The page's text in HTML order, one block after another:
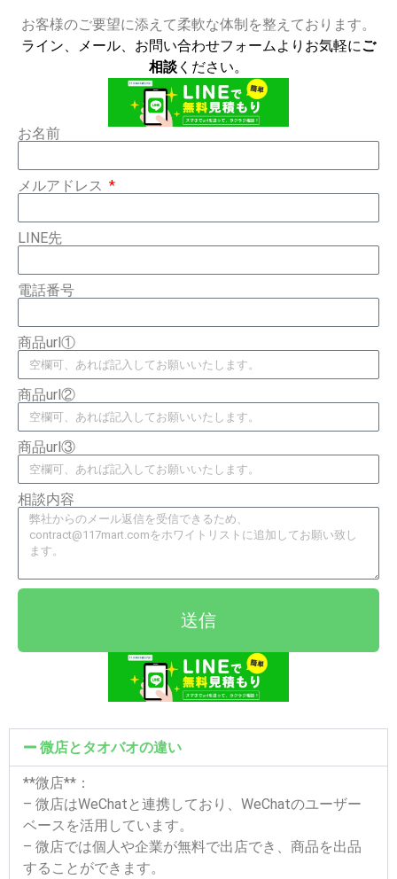
お客様のご要望に添えて柔軟な体制を整えております。
ライン、メール、お問い合わせフォームよりお気軽にご
相談 ください。
お名前
メルアドレス
LINE先
電話番号
商品url①
商品url②
商品url③
相談内容
送信
微店とタオバオの違い
**微店**：
– 微店はWeChatと連携しており、WeChatのユーザー
ベースを活用しています。
– 微店では個人や企業が無料で出店でき、商品を出品
することができます。